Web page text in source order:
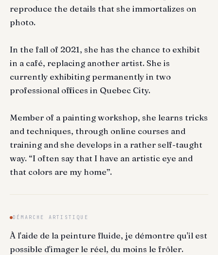
reproduce the details that she immortalizes on
photo.
In the fall of 2021, she has the chance to exhibit
in a café, replacing another artist. She is
currently exhibiting permanently in two
professional offices in Quebec City.
Member of a painting workshop, she learns tricks
and techniques, through online courses and
training and she develops in a rather self-taught
way. “I often say that I have an artistic eye and
that colors are my home”.
DÉMARCHE ARTISTIQUE
À l'aide de la peinture fluide, je démontre qu'il est
possible d'imager le réel, du moins le frôler.